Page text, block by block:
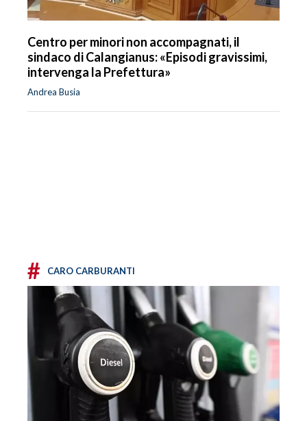
Centro per minori non accompagnati, il
sindaco di Calangianus: «Episodi gravissimi,
intervenga la Prefettura»
Andrea Busia
# CARO CARBURANTI